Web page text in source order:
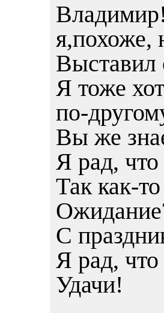
я,похоже,
Выставил
Я тоже
по-
Вы же
Я рад,
Так как-
С
Я рад,
Удачи!